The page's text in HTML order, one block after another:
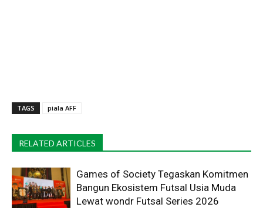
TAGS piala AFF
RELATED ARTICLES
Games of Society Tegaskan Komitmen
Bangun Ekosistem Futsal Usia Muda
Lewat wondr Futsal Series 2026 ​